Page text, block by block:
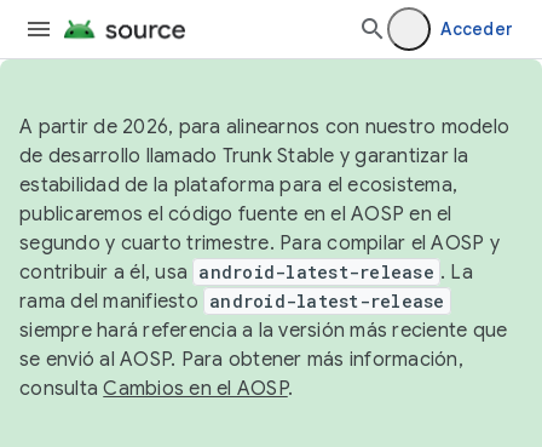
Acceder
A partir de 2026, para alinearnos con nuestro modelo
de desarrollo llamado Trunk Stable y garantizar la
estabilidad de la plataforma para el ecosistema,
publicaremos el código fuente en el AOSP en el
segundo y cuarto trimestre. Para compilar el AOSP y
contribuir a él, usa android-latest-release . La
rama del manifiesto android-latest-release
siempre hará referencia a la versión más reciente que
se envió al AOSP. Para obtener más información,
consultaCambios en el AOSP.